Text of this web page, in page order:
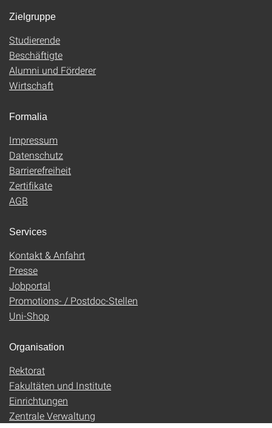
Zielgruppe
Studierende
Beschäftigte
Alumni und Förderer
Wirtschaft
Formalia
Impressum
Datenschutz
Barrierefreiheit
Zertifikate
AGB
Services
Kontakt & Anfahrt
Presse
Jobportal
Promotions- / Postdoc-Stellen
Uni-Shop
Organisation
Rektorat
Fakultäten und Institute
Einrichtungen
Zentrale Verwaltung